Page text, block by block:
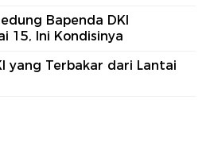
Bapenda DKI
15, Ini Kondisinya
yang Terbakar dari Lantai